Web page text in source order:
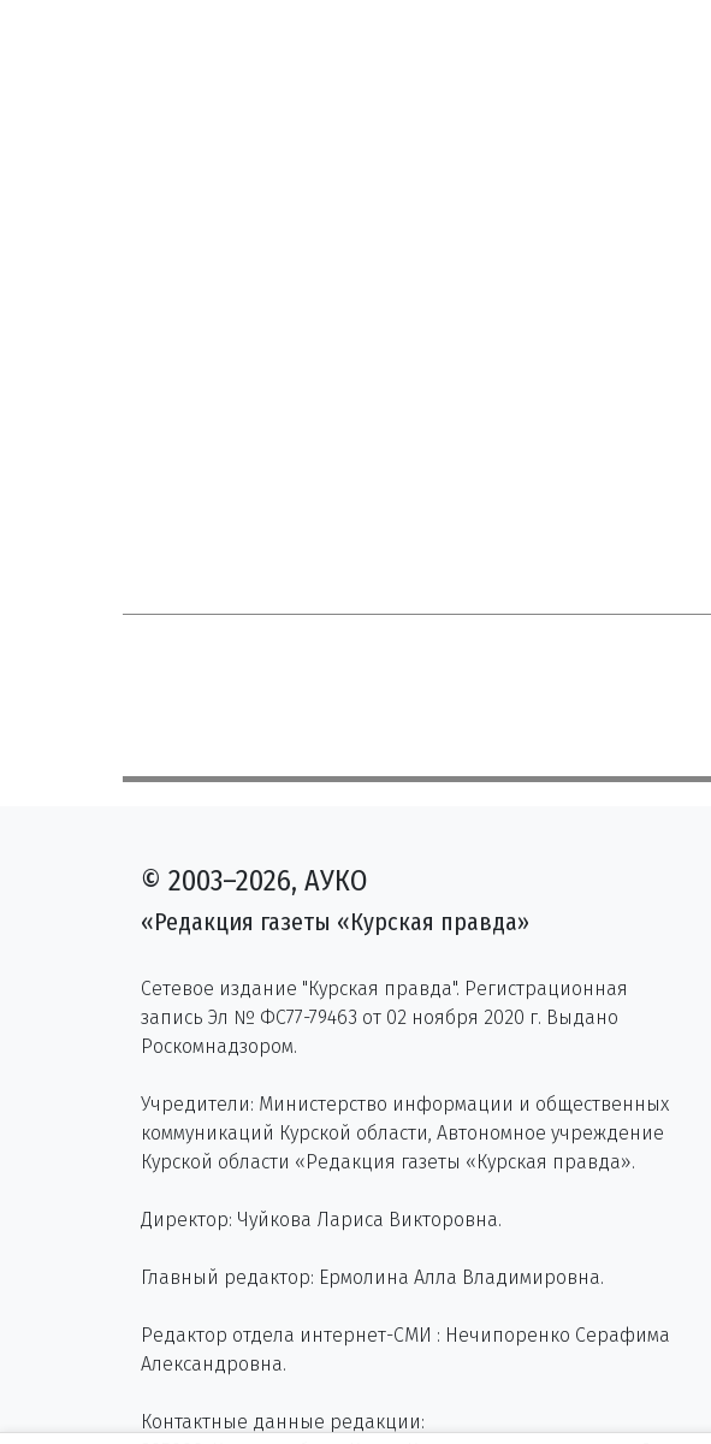
© 2003–2026, АУКО
«Редакция газеты «Курская правда»
Сетевое издание "Курская правда". Регистрационная
запись Эл № ФС77-79463 от 02 ноября 2020 г. Выдано
Роскомнадзором.
Учредители: Министерство информации и общественных
коммуникаций Курской области, Автономное учреждение
Курской области «Редакция газеты «Курская правда».
Директор: Чуйкова Лариса Викторовна.
Главный редактор: Ермолина Алла Владимировна.
Редактор отдела интернет-СМИ : Нечипоренко Серафима
Александровна.
Контактные данные редакции: